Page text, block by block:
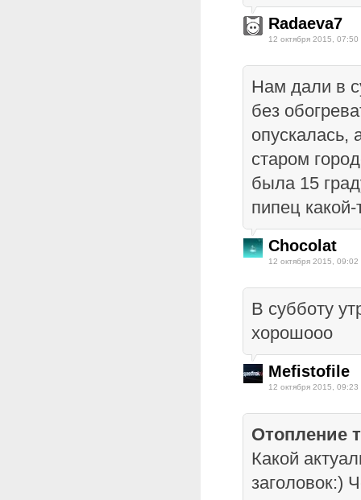
Radaeva7
12 октября 2015, 07:50
Нам дали в
без
опускалась,
старом
была 15
пипец какой-
Chocolat
12 октября 2015, 09:02
В субботу
хорошооо
Mefistofile
12 октября 2015, 09:23
Отопление
Какой
заголовок:)